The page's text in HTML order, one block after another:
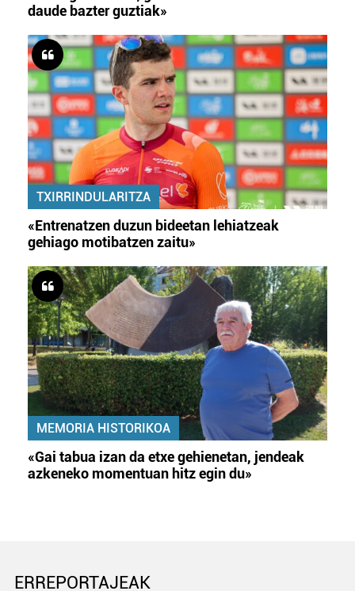
daude bazter guztiak»
TXIRRINDULARITZA
«Entrenatzen duzun bideetan lehiatzeak
gehiago motibatzen zaitu»
MEMORIA HISTORIKOA
«Gai tabua izan da etxe gehienetan, jendeak
azkeneko momentuan hitz egin du»
ERREPORTAJEAK